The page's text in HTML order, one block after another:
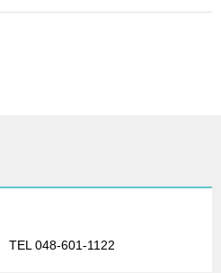
TEL 048-601-1122